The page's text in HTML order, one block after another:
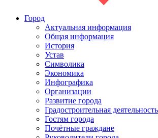
Город
Актуальная информация
Общая информация
История
Устав
Символика
Экономика
Инфографика
Организации
Развитие города
Градостроительная деятельность
Гостям города
Почётные граждане